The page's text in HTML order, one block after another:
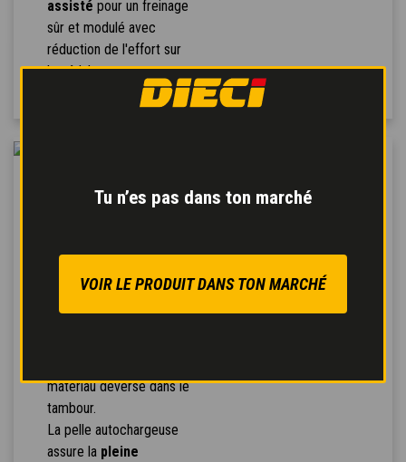
Tu n’es pas dans ton marché
VOIR LE PRODUIT DANS TON MARCHÉ
assisté pour un freinage
sûr et modulé avec
réduction de l'effort sur
la pédale.
AUTOCHARGEUSE
chargement
automatiques’avère
matériau déversé dans le
tambour.
La pelle autochargeuse
assure la pleine